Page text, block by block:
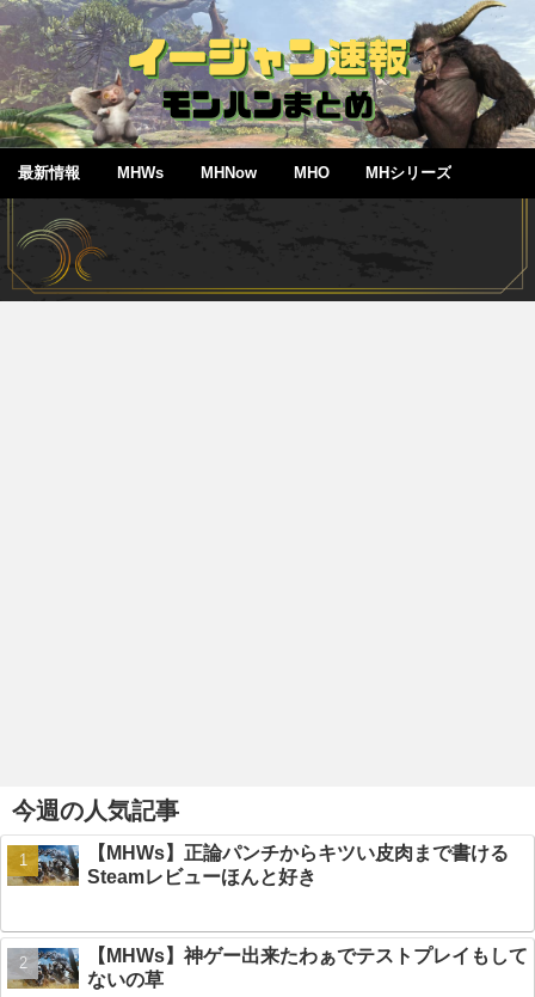
最新情報 MHWs MHNow MHO MHシリーズ
今週の人気記事
【MHWs】正論パンチからキツい皮肉まで書ける
Steamレビューほんと好き
【MHWs】神ゲー出来たわぁでテストプレイもして
ないの草